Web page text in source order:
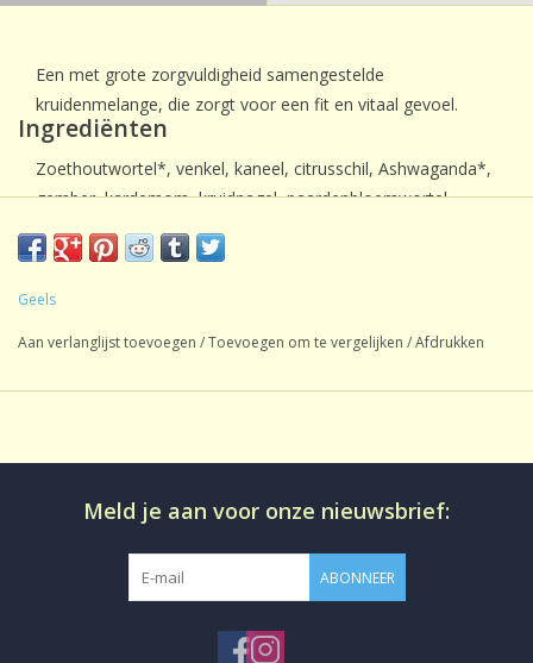
Een met grote zorgvuldigheid samengestelde
kruidenmelange, die zorgt voor een fit en vitaal gevoel.
Ingrediënten
Zoethoutwortel*, venkel, kaneel, citrusschil, Ashwaganda*,
gember, kardemom, kruidnagel, paardenbloemwortel,
*Let op: bevat Ashwaganda: niet gebruiken tijdens
zwangerschap en borstvoeding!
hiervan vermijden.
Geels
Aan verlanglijst toevoegen /Toevoegen om te vergelijken /Afdrukken
Meld je aan voor onze nieuwsbrief:
ABONNEER